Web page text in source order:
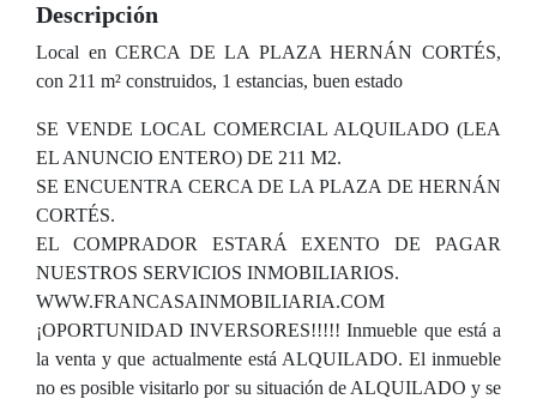
Descripción
Local en CERCA DE LA PLAZA HERNÁN CORTÉS,
con 211 m² construidos, 1 estancias, buen estado
SE VENDE LOCAL COMERCIAL ALQUILADO (LEA
EL ANUNCIO ENTERO) DE 211 M2.
SE ENCUENTRA CERCA DE LA PLAZA DE HERNÁN
CORTÉS.
EL COMPRADOR ESTARÁ EXENTO DE PAGAR
NUESTROS SERVICIOS INMOBILIARIOS.
WWW.FRANCASAINMOBILIARIA.COM
¡OPORTUNIDAD INVERSORES!!!!! Inmueble que está a
la venta y que actualmente está ALQUILADO. El inmueble
no es posible visitarlo por su situación de ALQUILADO y se